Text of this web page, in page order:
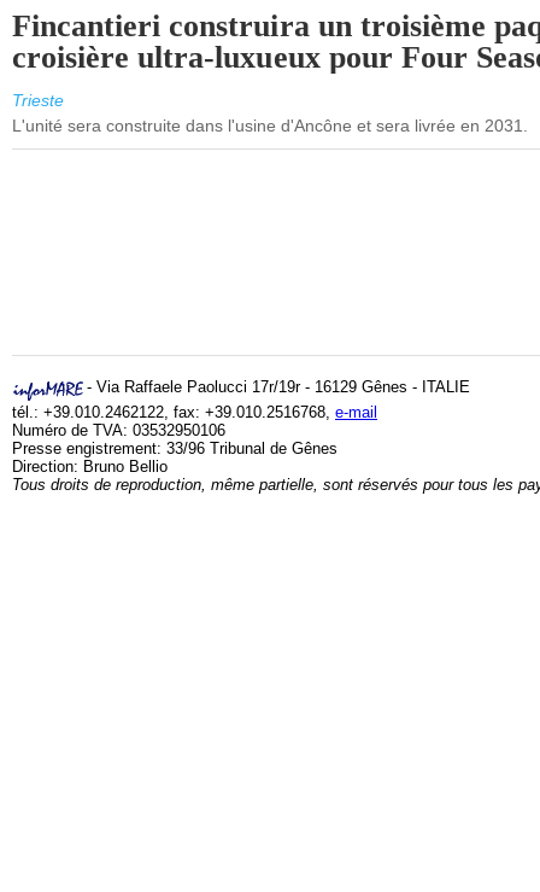
Fincantieri construira un troisième
croisière ultra-luxueux pour Four
Trieste
L'unité sera construite dans l'usine d'Ancône et sera livrée en 2031.
- Via Raffaele Paolucci 17r/19r - 16129 Gênes - ITALIE
tél.: +39.010.2462122, fax: +39.010.2516768, e-mail
Numéro de TVA: 03532950106
Presse engistrement: 33/96 Tribunal de Gênes
Direction: Bruno Bellio
Tous droits de reproduction, même partielle, sont réservés pour tous les